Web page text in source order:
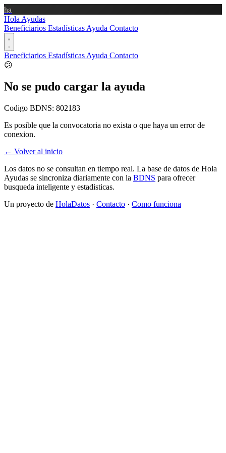
ha
Hola Ayudas
Beneficiarios Estadísticas Ayuda Contacto
Beneficiarios Estadísticas Ayuda Contacto
😕
No se pudo cargar la ayuda
Codigo BDNS: 802183
Es posible que la convocatoria no exista o que haya un error de
conexion.
← Volver al inicio
Los datos no se consultan en tiempo real. La base de datos de Hola
Ayudas se sincroniza diariamente con la BDNS para ofrecer
busqueda inteligente y estadisticas.
Un proyecto de HolaDatos · Contacto · Como funciona